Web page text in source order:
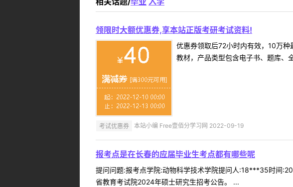
领限时大额优惠券,享本站正版考研考试资料!
优惠券领取后72小时内有效，10万
教材，产品类型包含电子书、题库、
考试优惠券 本站小编 Free壹佰分学习网 2022-09-19
报考点是在长春的应届毕业生考点都有哪些呢
提问问题:报考点学院:动物科学技术学院提问人:18***35时间
省教育考试院2024年硕士研究生招考公告。 ...